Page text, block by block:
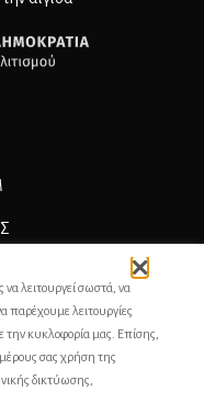
λειτουργεί σωστά, να
παρέχουμε λειτουργίες
την κυκλοφορία μας. Επίσης,
σας χρήση της
δικτύωσης,